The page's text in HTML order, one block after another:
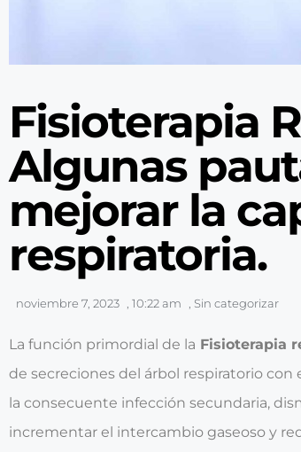
Fisioterapia
Algunas
mejorar la
respiratoria.
noviembre 7, 2023 , 10:22 am , Sin categorizar
La función primordial de la Fisioterapia
de secreciones del árbol respiratorio
la consecuente infección secundaria,
incrementar el intercambio gaseoso y